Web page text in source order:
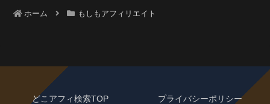
ホーム もしもアフィリエイト
どこアフィ検索TOP プライバシーポリシー